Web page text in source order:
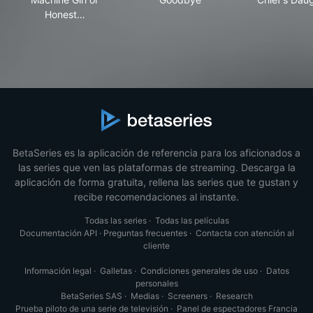
Honest…
BetaSeries es la aplicación de referencia para los aficionados a
las series que ven las plataformas de streaming. Descarga la
aplicación de forma gratuita, rellena las series que te gustan y
recibe recomendaciones al instante.
Todas las series· Todas las películas
Documentación API · Preguntas frecuentes· Contacta con atención al
cliente
Información legal · Galletas· Condiciones generales de uso· Datos
personales
BetaSeries SAS · Medias· Screeners· Research
Prueba piloto de una serie de televisión · Panel de espectadores Francia